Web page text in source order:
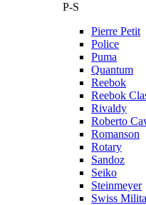
P-S
Pierre Petit
Police
Puma
Quantum
Reebok
Reebok
Rivaldy
Roberto
Romanson
Rotary
Sandoz
Seiko
Steinmeyer
Swiss